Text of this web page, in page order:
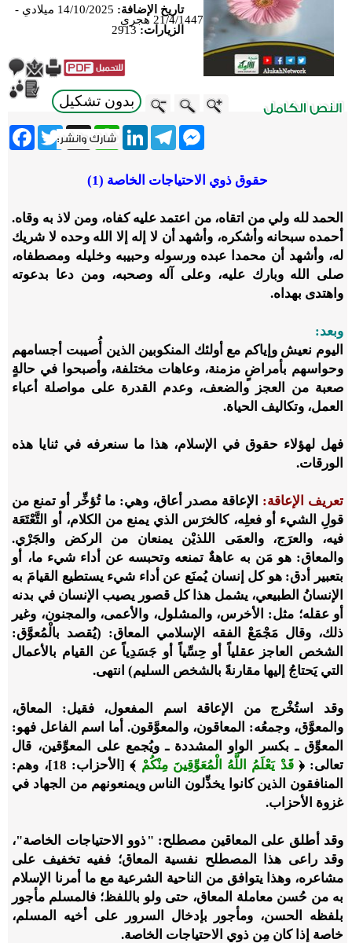
تاريخ الإضافة:
14/10/2025 ميلادي -
21/4/1447 هجري
الزيارات: 2913
بدون تشكيل
Twitter X
WhatsApp
LinkedInTelegram
Messenger
حقوق ذوي الاحتياجات الخاصة (1)
الحمد لله ولي من اتقاه، من اعتمد عليه كفاه، ومن لاذ به وقاه.
أحمده سبحانه وأشكره، وأشهد أن لا إله إلا الله وحده لا شريك
له، وأشهد أن محمدا عبده ورسوله وحبيبه وخليله ومصطفاه،
صلى الله وبارك عليه، وعلى آله وصحبه، ومن دعا بدعوته
واهتدى بهداه.
وبعد:
اليوم نعيش وإياكم مع أولئك المنكوبين الذين أُصيبت أجسامهم
وحواسهم بأمراضٍ مزمنة، وعاهات مختلفة، وأصبحوا في حالةٍ
صعبة من العجز والضعف، وعدم القدرة على مواصلة أعباء
العمل، وتكاليف الحياة.
فهل لهؤلاء حقوق في الإسلام، هذا ما سنعرفه في ثنايا هذه
الورقات.
تعريف الإعاقة:
الإعاقة مصدر أعاق، وهي: ما تُؤخِّر أو تمنع من
قولِ الشيء أو فعلِه، كالخرَس الذي يمنع من الكلام، أو التَّعْتَعَة
فيه، والعرَج، والعمَى اللذيْن يمنعان من الركض والجَرْي.
والمعاق: هو مَن به عاهةٌ تمنعه وتحبسه عن أداء شيء ما، أو
بتعبير أدق: هو كل إنسان يُمنَع عن أداء شيء يستطيع القيامَ به
الإنسانُ الطبيعي، يشمل هذا كل قصور يصيب الإنسان في بدنه
أو عقله؛ مثل: الأخرس، والمشلول، والأعمى، والمجنون، وغير
ذلك، وقال مَجْمَعْ الفقه الإسلامي المعاق: (يُقصد بالْمُعوَّق:
الشخص العاجز عقلياً أو حِسِّياً أو جَسَدِياً عن القيام بالأعمال
التي يَحتاجُ إليها مقارنةً بالشخص السليم) انتهى.
وقد استُخْرج من الإعاقة اسم المفعول، فقيل: المعاق،
والمعوَّق، وجمعُه: المعاقون، والمعوَّقون. أما اسم الفاعل فهو:
المعوِّق ـ بكسر الواو المشددة ـ ويُجمع على المعوِّقين، قال
تعالى: ﴿قَدْ يَعْلَمُ اللَّهُ الْمُعَوِّقِينَ مِنْكُمْ
﴾ [الأحزاب: 18]، وهم:
المنافقون الذين كانوا يخذِّلون الناس ويمنعونهم من الجهاد في
غزوة الأحزاب.
وقد أطلق على المعاقين مصطلح: "ذوو الاحتياجات الخاصة"،
وقد راعى هذا المصطلح نفسية المعاق؛ ففيه تخفيف على
مشاعره، وهذا يتوافق من الناحية الشرعية مع ما أمرنا الإسلام
به من حُسن معاملة المعاق، حتى ولو باللفظ؛ فالمسلم مأجور
بلفظه الحسن، ومأجور بإدخال السرور على أخيه المسلم،
خاصة إذا كان مِن ذوي الاحتياجات الخاصة.